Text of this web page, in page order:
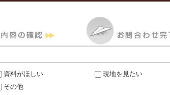
資料がほしい
現地を見たい
その他